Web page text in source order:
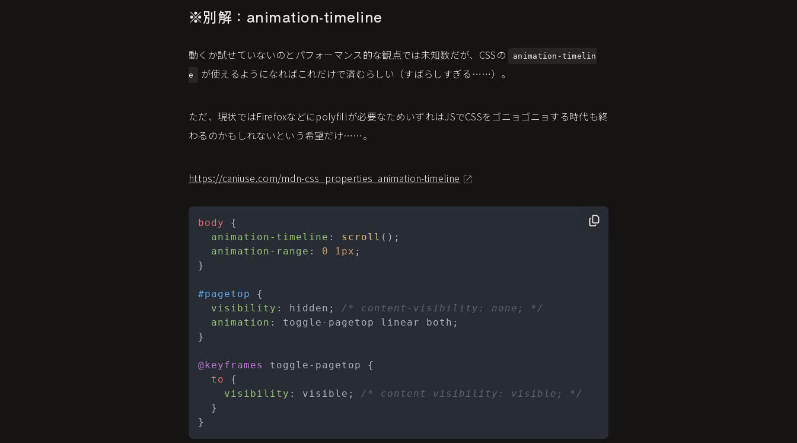
※別解：animation-timeline
動くか試せていないのとパフォーマンス的な観点では未知数だが、CSSの animation-timelin
e が使えるようになればこれだけで済むらしい（すばらしすぎる……）。
ただ、現状ではFirefoxなどにpolyfillが必要なためいずれはJSでCSSをゴニョゴニョする時代も終
わるのかもしれないという希望だけ……。
https://caniuse.com/mdn-css_properties_animation-timeline
body
{
animation-timeline : scroll ();
animation-range : 0 1px ;
}
#pagetop
{
visibility : hidden; /* content-visibility: none; */
animation : toggle-pagetop linear both;
}
@keyframes
toggle-pagetop {
to
{
visibility : visible; /* content-visibility: visible; */
  }
}